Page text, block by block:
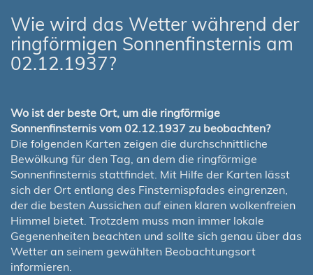
Wie wird das Wetter während der
ringförmigen Sonnenfinsternis am
02.12.1937?
Wo ist der beste Ort, um die ringförmige
Sonnenfinsternis vom 02.12.1937 zu beobachten?
Die folgenden Karten zeigen die durchschnittliche
Bewölkung für den Tag, an dem die ringförmige
Sonnenfinsternis stattfindet. Mit Hilfe der Karten lässt
sich der Ort entlang des Finsternispfades eingrenzen,
der die besten Aussichen auf einen klaren wolkenfreien
Himmel bietet. Trotzdem muss man immer lokale
Gegenenheiten beachten und sollte sich genau über das
Wetter an seinem gewählten Beobachtungsort
informieren.